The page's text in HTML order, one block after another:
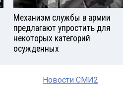
Механизм службы в армии
предлагают упростить для
некоторых категорий
осужденных
Новости СМИ2